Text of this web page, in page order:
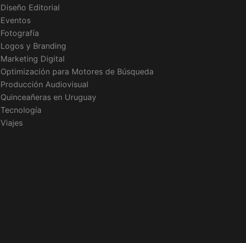
Diseño Editorial
Eventos
Fotografía
Logos y Branding
Marketing Digital
Optimización para Motores de Búsqueda
Producción Audiovisual
Quinceañeras en Uruguay
Tecnología
Viajes